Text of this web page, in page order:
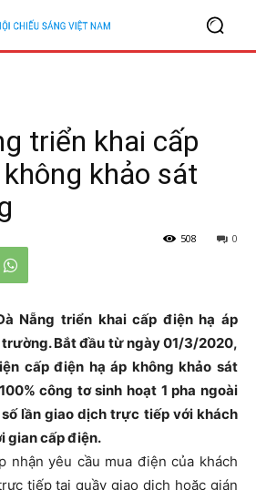
triển khai cấp
khảo sát
0
508
Nẵng triển khai cấp điện hạ áp
Bắt đầu từ ngày 01/3/2020,
cấp điện hạ áp không khảo sát
công tơ sinh hoạt 1 pha ngoài
lần giao dịch trực tiếp với khách
gian cấp điện.
nhận yêu cầu mua điện của khách
tiếp tại quầy giao dịch hoặc gián